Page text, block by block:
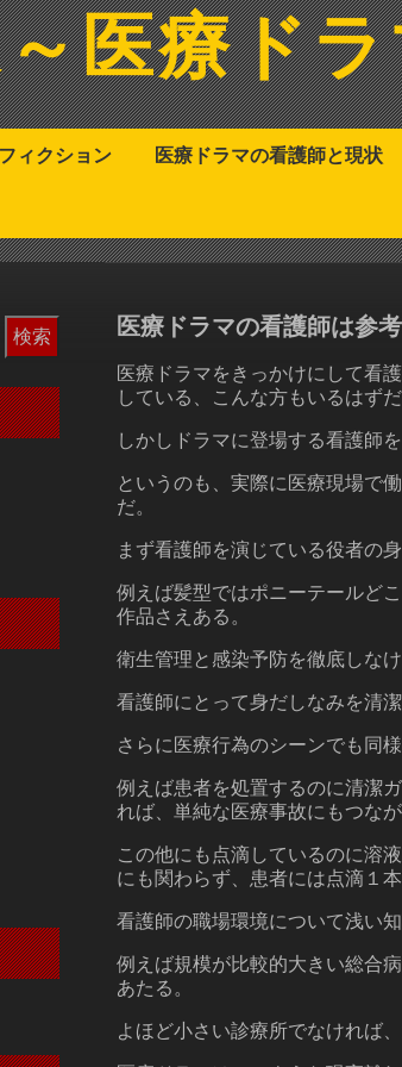
医療ド
ィクション 医療ドラマの看護師と現状
医療ドラマの看護師は参
医療ドラマをきっかけにして看
している、こんな方もいるはずだ
しかしドラマに登場する看護師
というのも、実際に医療現場で
だ。
まず看護師を演じている役者の
例えば髪型ではポニーテールど
作品さえある。
衛生管理と感染予防を徹底しな
看護師にとって身だしなみを清
さらに医療行為のシーンでも同
例えば患者を処置するのに清潔
れば、単純な医療事故にもつな
この他にも点滴しているのに溶
にも関わらず、患者には点滴１
看護師の職場環境について浅い
例えば規模が比較的大きい総合
あたる。
よほど小さい診療所でなければ